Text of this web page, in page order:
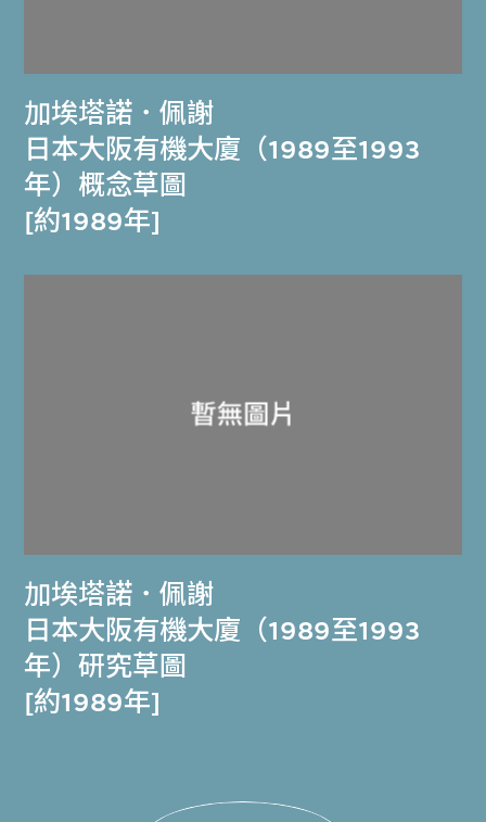
加埃塔諾．佩謝
日本大阪有機大廈（1989至1993
年）概念草圖
[約1989年]
加埃塔諾．佩謝
日本大阪有機大廈（1989至1993
年）研究草圖
[約1989年]